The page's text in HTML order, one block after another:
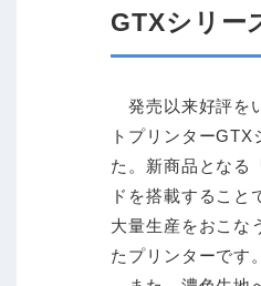
GTXシリー
発売以来好評を
トプリンター
た。新商品となる
ドを搭載するこ
大量生産をおこな
たプリンターです。